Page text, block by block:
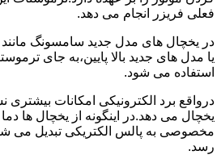
فعلی فریزر انجام می دهد.
در یخچال های مدل جدید سامسونگ
یا مدل های جدید بالا پایین،به جای
استفاده می شود.
درواقع برد الکترونیکی امکانات
یخچال می دهد.در اینگونه از یخچال ها
مخصوصی به پالس الکتریکی تبدیل می
رسد.